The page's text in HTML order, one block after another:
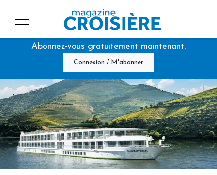
Abonnez-vous gratuitement maintenant.
Connexion / M'abonner